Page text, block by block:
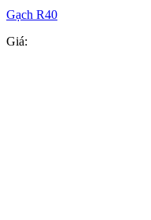
Gạch R40
Giá: